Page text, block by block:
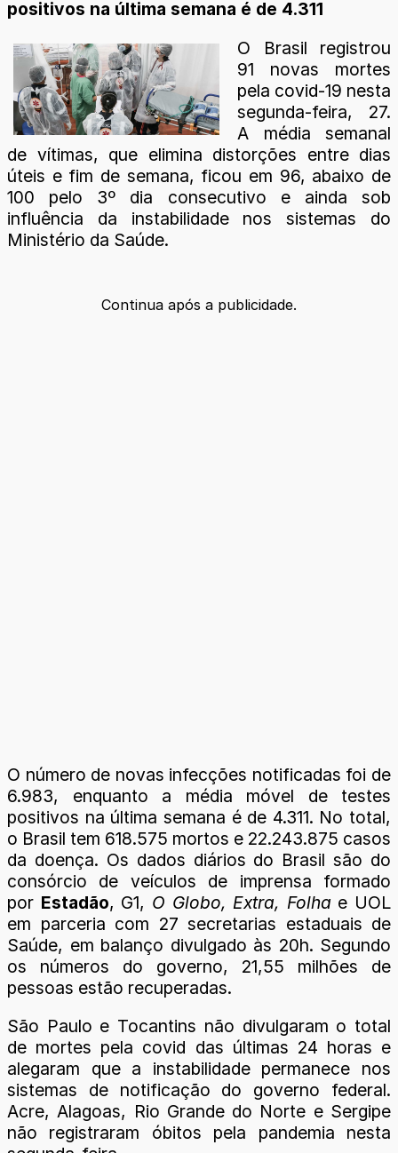
positivos na última semana é de 4.311
O Brasil registrou
91 novas mortes
pela covid-19 nesta
segunda-feira, 27.
A média semanal
de vítimas, que elimina distorções entre dias
úteis e fim de semana, ficou em 96, abaixo de
100 pelo 3º dia consecutivo e ainda sob
influência da instabilidade nos sistemas do
Ministério da Saúde.
Continua após a publicidade.
O número de novas infecções notificadas foi de
6.983, enquanto a média móvel de testes
positivos na última semana é de 4.311. No total,
o Brasil tem 618.575 mortos e 22.243.875 casos
da doença. Os dados diários do Brasil são do
consórcio de veículos de imprensa formado
por Estadão, G1, O Globo, Extra, Folha e UOL
em parceria com 27 secretarias estaduais de
Saúde, em balanço divulgado às 20h. Segundo
os números do governo, 21,55 milhões de
pessoas estão recuperadas.
São Paulo e Tocantins não divulgaram o total
de mortes pela covid das últimas 24 horas e
alegaram que a instabilidade permanece nos
sistemas de notificação do governo federal.
Acre, Alagoas, Rio Grande do Norte e Sergipe
não registraram óbitos pela pandemia nesta